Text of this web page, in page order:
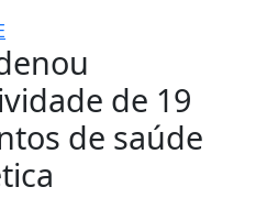
de 19
de saúde